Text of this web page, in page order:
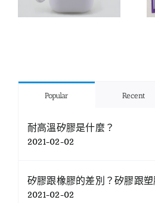
Popular Recent
耐高溫矽膠是什麼？
2021-02-02
矽膠跟橡膠的差別？矽膠跟塑
2021-02-02